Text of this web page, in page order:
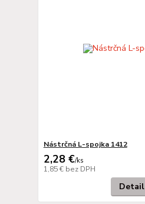
Nástrčná L-spojka 1412
2,28 €/ks
1,85 € bez DPH
Detail